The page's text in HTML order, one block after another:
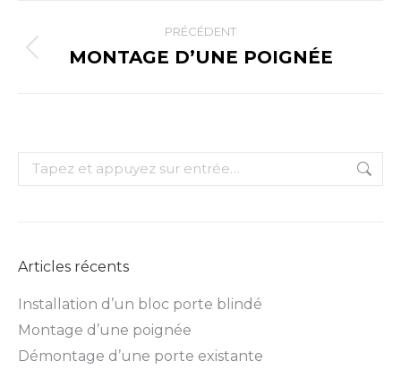
NAVIGATION
ARTICLE
PRÉCÉDENT
Article
MONTAGE D’UNE POIGNÉE
Recherche
:
Articles récents
Installation d’un bloc porte blindé
Montage d’une poignée
Démontage d’une porte existante